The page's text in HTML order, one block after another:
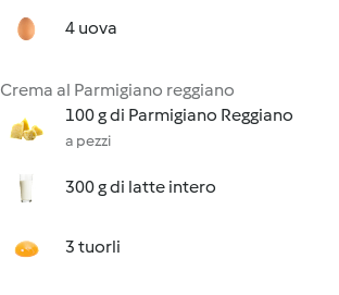
4 uova
Crema al Parmigiano reggiano
100 g di Parmigiano Reggiano
a pezzi
300 g di latte intero
3 tuorli